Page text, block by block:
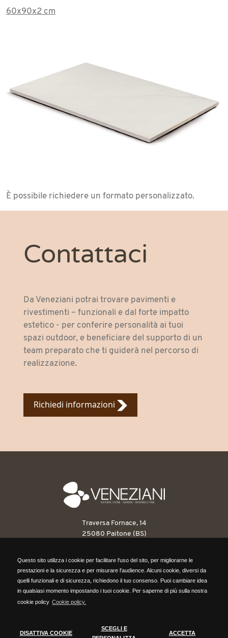
Questo sito utilizza i cookie per facilitare l'uso del sito, per migliorarne le
prestazioni e la sicurezza e per misurare l'audience. Alcuni cookie, diversi da
quelli funzionali e di sicurezza, richiedono il tuo consenso. Puoi cambiare idea
in qualsiasi momento impostando i tuoi cookie. Per saperne di più sulla nostra
Questo sito utilizza i cookie per facilitare l'uso del sito, per migliorarne le
prestazioni e la sicurezza e per misurare l'audience. Alcuni cookie, diversi da
quelli funzionali e di sicurezza, richiedono il tuo consenso. Puoi cambiare idea
in qualsiasi momento impostando i tuoi cookie. Per saperne di più sulla nostra
cookie policy Cookie policy.
DISATTIVA COOKIE
SCEGLI E
ACCETTA
60x90x2 cm
È possibile richiedere un formato personalizzato.
Contattaci
Da Veneziani potrai trovare pavimenti e
rivestimenti – funzionali e dal forte impatto
estetico - per conferire personalità ai tuoi
spazi outdoor, e beneficiare del supporto di un
team preparato che ti guiderà nel percorso di
realizzazione.
Richiedi informazioni
Traversa Fornace, 14
25080 Paitone (BS)